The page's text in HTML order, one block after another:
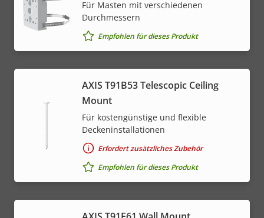
Für Masten mit verschiedenen
Durchmessern
Empfohlen für dieses Produkt
AXIS T91B53 Telescopic Ceiling
Mount
Für kostengünstige und flexible
Deckeninstallationen
Erfordert zusätzliches Zubehör
Empfohlen für dieses Produkt